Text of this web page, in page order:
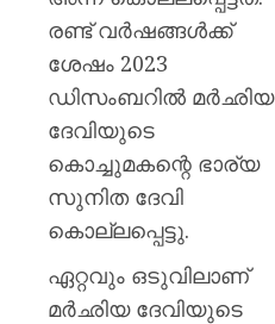
രണ്ട് വര്‍ഷങ്ങള്‍ക്ക്
ശേഷം 2023
ഡിസംബറില്‍ മര്‍ഛിയ
ദേവിയുടെ
കൊച്ചുമകന്റെ ഭാര്യ
സുനിത ദേവി
കൊല്ലപ്പെട്ടു.
ഏറ്റവും ഒടുവിലാണ്
മര്‍ഛിയ ദേവിയുടെ